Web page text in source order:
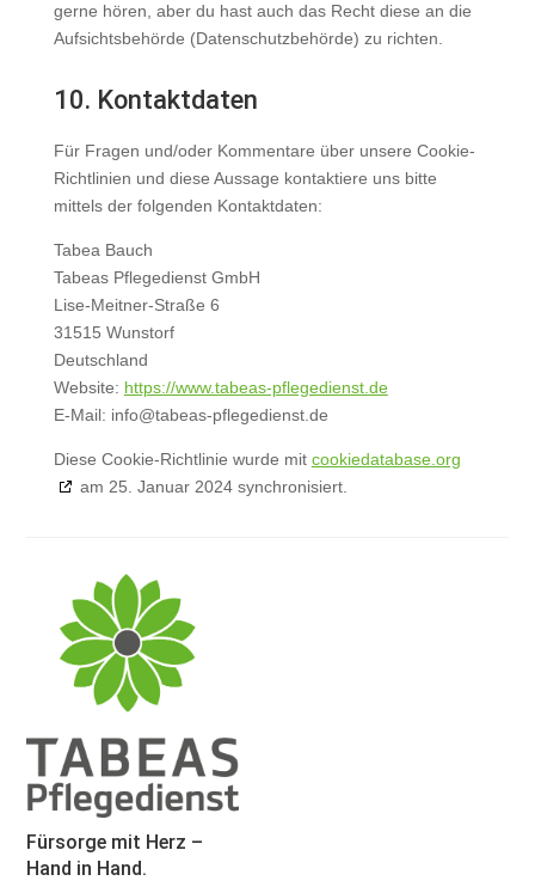
gerne hören, aber du hast auch das Recht diese an die
Aufsichtsbehörde (Datenschutzbehörde) zu richten.
10. Kontaktdaten
Für Fragen und/oder Kommentare über unsere Cookie-
Richtlinien und diese Aussage kontaktiere uns bitte
mittels der folgenden Kontaktdaten:
Tabea Bauch
Tabeas Pflegedienst GmbH
Lise-Meitner-Straße 6
31515 Wunstorf
Deutschland
Website: https://www.tabeas-pflegedienst.de
E-Mail: info@tabeas-pflegedienst.de
Diese Cookie-Richtlinie wurde mit cookiedatabase.org
am 25. Januar 2024 synchronisiert.
Fürsorge mit Herz –
Hand in Hand.